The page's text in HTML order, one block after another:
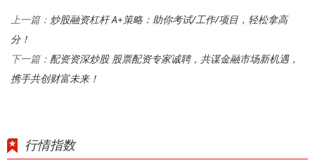
上一篇： 炒股融资杠杆 A+策略：助你考试/工作/项目，轻松拿高
分！
下一篇： 配资资深炒股 股票配资专家诚聘，共谋金融市场新机遇，
携手共创财富未来！
行情指数